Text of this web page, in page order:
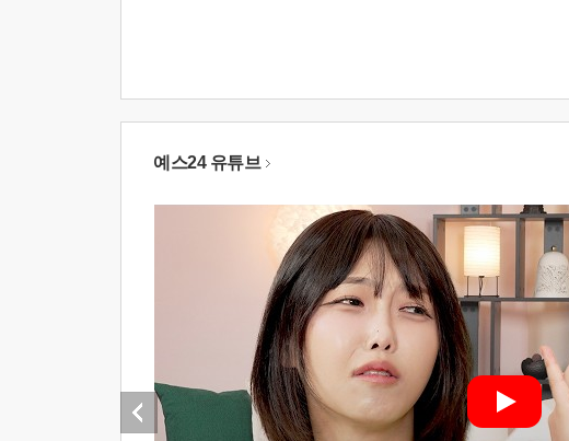
예스24 유튜브